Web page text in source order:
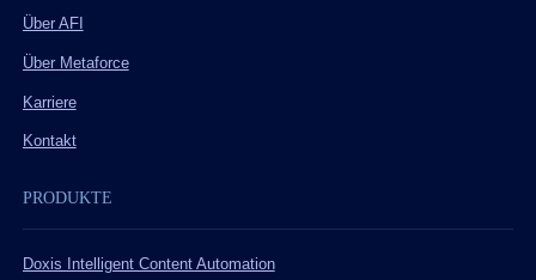
Über AFI
Über Metaforce
Karriere
Kontakt
PRODUKTE
Doxis Intelligent Content Automation